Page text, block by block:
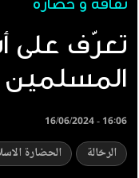
ثقافة و حضارة
تعرّف على
المسلمين
16/06/2024 - 16:06
الرحّالة الحضارة